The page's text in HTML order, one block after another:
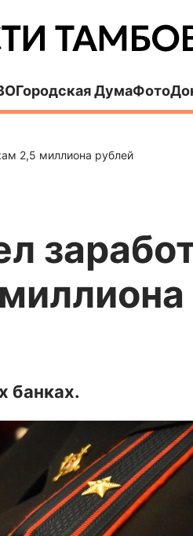
Городская ДумаФото
2,5 миллиона рублей
банках.